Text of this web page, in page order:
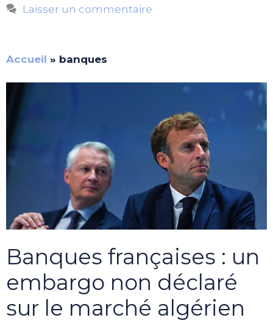
Laisser un commentaire
Accueil » banques
Banques françaises : un
embargo non déclaré
sur le marché algérien